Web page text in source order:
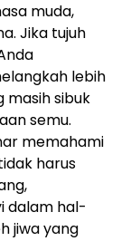
muda,
Jika tujuh
lebih
masih sibuk
semu.
memahami
harus
dalam hal-
jiwa yang